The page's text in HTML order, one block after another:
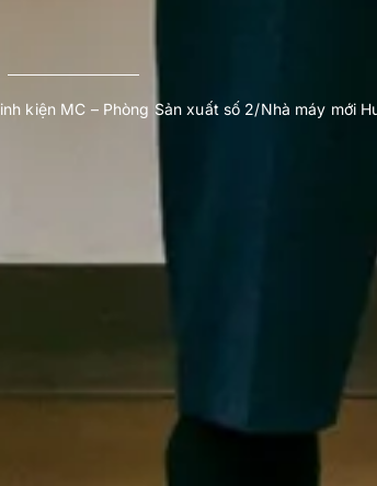
kiện MC – Phòng Sản xuất số 2/Nhà máy mới